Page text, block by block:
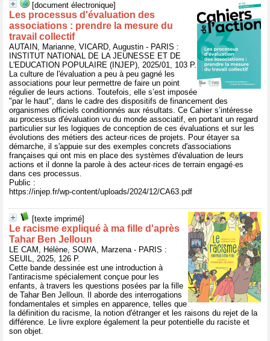
[document électronique]
Les processus d'évaluation des
associations : prendre la mesure du
travail collectif
AUTAIN, Marianne, VICARD, Augustin - PARIS :
INSTITUT NATIONAL DE LA JEUNESSE ET DE
L'EDUCATION POPULAIRE (INJEP), 2025/01, 103 P.
La culture de l'évaluation a peu à peu gagné les
associations pour leur permettre de faire un point
régulier de leurs actions. Toutefois, elle s’est imposée
"par le haut", dans le cadre des dispositifs de financement des
organismes officiels conditionnés aux résultats. Ce Cahier s’intéresse
au processus d'évaluation vu du monde associatif, en portant un regard
particulier sur les logiques de conception de ces évaluations et sur les
évolutions des métiers des acteur·rices de projets. Pour étayer sa
démarche, il s'appuie sur des exemples concrets d'associations
françaises qui ont mis en place des systèmes d'évaluation de leurs
actions et il donne la parole à des acteur·rices de terrain engagé·es
dans ces processus.
Public :
https://injep.fr/wp-content/uploads/2024/12/CA63.pdf
[texte imprimé]
Le racisme expliqué à ma fille d'après
Tahar Ben Jelloun
LE CAM, Hélène, SOWA, Marzena - PARIS :
SEUIL, 2025, 126 P.
Cette bande dessinée est une introduction à
l'antiracisme spécialement conçue pour les
enfants, à travers les questions posées par la fille
de Tahar Ben Jelloun. Il aborde des interrogations
fondamentales et simples en apparence, telles que
la définition du racisme, la notion d'étranger et les raisons du rejet de la
différence. Le livre explore également la peur potentielle du raciste et
son objet.